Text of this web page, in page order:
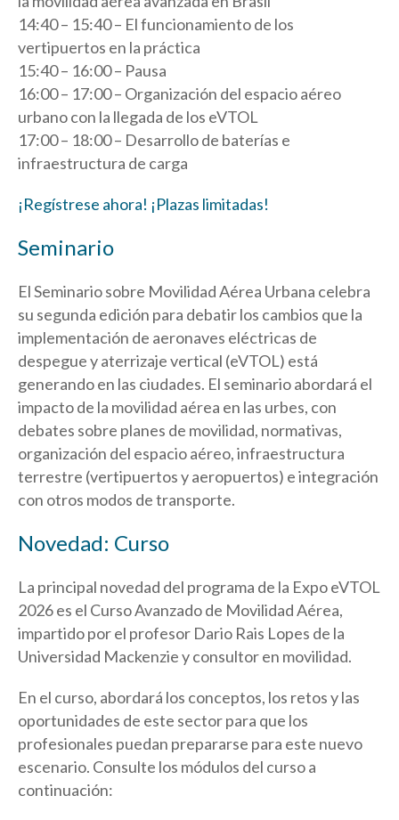
14:40 – 15:40 – El funcionamiento de los
vertipuertos en la práctica
15:40 – 16:00 – Pausa
16:00 – 17:00 – Organización del espacio aéreo
urbano con la llegada de los eVTOL
17:00 – 18:00 – Desarrollo de baterías e
infraestructura de carga
¡Regístrese ahora! ¡Plazas limitadas!
Seminario
El Seminario sobre Movilidad Aérea Urbana celebra
su segunda edición para debatir los cambios que la
implementación de aeronaves eléctricas de
despegue y aterrizaje vertical (eVTOL) está
generando en las ciudades. El seminario abordará el
impacto de la movilidad aérea en las urbes, con
debates sobre planes de movilidad, normativas,
organización del espacio aéreo, infraestructura
terrestre (vertipuertos y aeropuertos) e integración
con otros modos de transporte.
Novedad: Curso
La principal novedad del programa de la Expo eVTOL
2026 es el Curso Avanzado de Movilidad Aérea,
impartido por el profesor Dario Rais Lopes de la
Universidad Mackenzie y consultor en movilidad.
En el curso, abordará los conceptos, los retos y las
oportunidades de este sector para que los
profesionales puedan prepararse para este nuevo
escenario. Consulte los módulos del curso a
continuación: